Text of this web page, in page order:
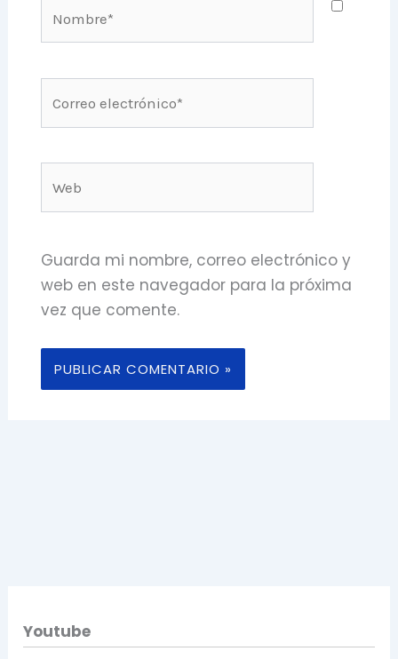
electrónico*
Guarda mi nombre, correo electrónico y
web en este navegador para la próxima
vez que comente.
Youtube